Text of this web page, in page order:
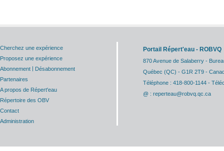
Cherchez une expérience
Proposez une expérience
Abonnement | Désabonnement
Partenaires
A propos de Répert'eau
Répertoire des OBV
Contact
Administration
Portail Répert'eau - ROBVQ
870 Avenue de Salaberry -
Québec (QC) - G1R 2T9 -
Téléphone : 418-800-1144 -
@ : reperteau@robvq.qc.ca